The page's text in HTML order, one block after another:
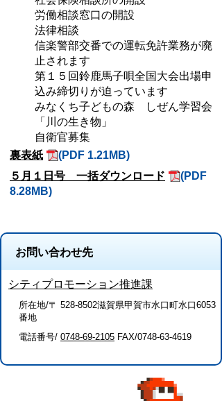
労働相談窓口の開設
法律相談
信楽警部交番での運転免許業務が廃
止されます
第１５回鈴鹿馬子唄全国大会出場申
込み締切りが迫っています
みなくち子どもの森 しぜん学習会
「川の生き物」
自衛官募集
裏表紙
(PDF 1.21MB)
５月１日号 一括ダウンロード
(PDF
8.28MB)
お問い合わせ先
シティプロモーション推進課
所在地/〒 528-8502滋賀県甲賀市水口町水口6053
番地
電話番号/ 0748-69-2105 FAX/0748-63-4619